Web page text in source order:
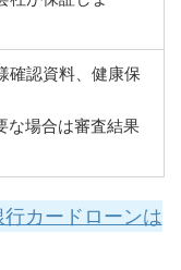
確認資料、健康保
な場合は審査結果
カードローンは